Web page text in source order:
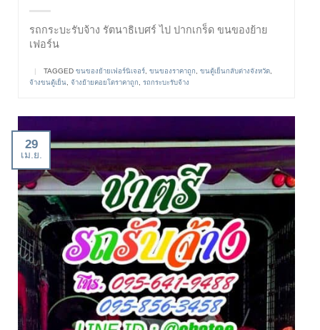
รถกระบะรับจ้าง รัตนาธิเบศร์ ไป ปากเกร็ด ขนของย้าย
เฟอร์น
| TAGGED ขนของย้ายเฟอร์นิเจอร์ ขนของราคาถูก ขนตู้เย็นกลับต่างจังหวัด
จ้างขนตู้เย็น จ้างย้ายคอยโดราคาถูก รถกระบะรับจ้าง
29
เม.ย.